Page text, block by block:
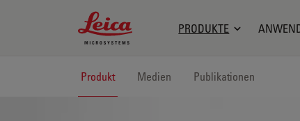
Leica Microsystems Logo
PRODUKTE
Produkt Medien Publikationen